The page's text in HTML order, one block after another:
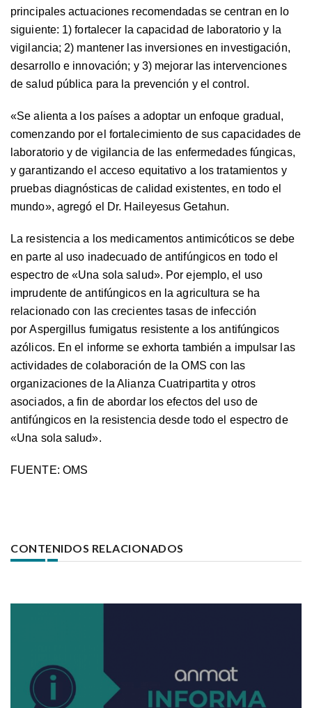
principales actuaciones recomendadas se centran en lo
siguiente: 1) fortalecer la capacidad de laboratorio y la
vigilancia; 2) mantener las inversiones en investigación,
desarrollo e innovación; y 3) mejorar las intervenciones
de salud pública para la prevención y el control.
«Se alienta a los países a adoptar un enfoque gradual,
comenzando por el fortalecimiento de sus capacidades de
laboratorio y de vigilancia de las enfermedades fúngicas,
y garantizando el acceso equitativo a los tratamientos y
pruebas diagnósticas de calidad existentes, en todo el
mundo», agregó el Dr. Haileyesus Getahun.
La resistencia a los medicamentos antimicóticos se debe
en parte al uso inadecuado de antifúngicos en todo el
espectro de «Una sola salud». Por ejemplo, el uso
imprudente de antifúngicos en la agricultura se ha
relacionado con las crecientes tasas de infección
por Aspergillus fumigatus resistente a los antifúngicos
azólicos. En el informe se exhorta también a impulsar las
actividades de colaboración de la OMS con las
organizaciones de la Alianza Cuatripartita y otros
asociados, a fin de abordar los efectos del uso de
antifúngicos en la resistencia desde todo el espectro de
«Una sola salud».
FUENTE: OMS
CONTENIDOS RELACIONADOS